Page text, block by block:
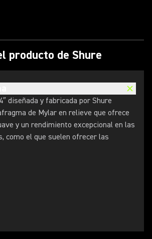
producto de Shure
diseñada y fabricada por Shure
de Mylar en relieve que ofrece
y un rendimiento excepcional en las
como el que suelen ofrecer las